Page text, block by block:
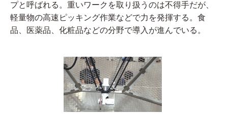
プと呼ばれる。重いワークを取り扱うのは不得手だが、
軽量物の高速ピッキング作業などで力を発揮する。食
品、医薬品、化粧品などの分野で導入が進んでいる。